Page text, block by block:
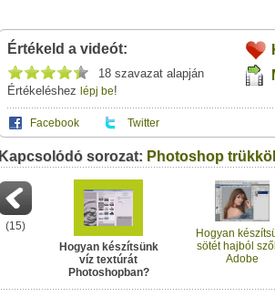
Értékeld a videót:
18 szavazat alapján
Értékeléshez lépj be!
Facebook Twitter
A(z) "Hogyan készítsünk víz textúrát
saját leveleződet,vagyezt a felületet:
Neved:
E-mail címed:
Címzett e-mail címe:
Ez a videótipp a következő klub(ok)ba tartozik:
Ez a videó nem még nem tartozik egy klubhoz
Ha van egy kis időd,nézz szét meglévő klubjaink
Kapcsolódó sorozat: Photoshop
(15)
Hogyan készítsünk
víz textúrát
Photoshopban?
Hogyan
sötét hajból
Adobe